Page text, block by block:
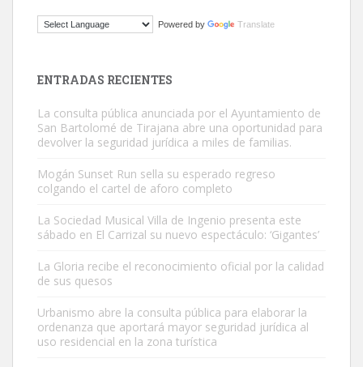
El ayuntamiento se va a llevar a Los Gatos callejeros de la zona los
Gato manso encontrado
Este gato macho ha aparecido en la calle hace menos de un mes,
es muy manso y extremadamente cari...
Powered by Translate
ENTRADAS RECIENTES
La consulta pública anunciada por el Ayuntamiento de
San Bartolomé de Tirajana abre una oportunidad para
devolver la seguridad jurídica a miles de familias.
Mogán Sunset Run sella su esperado regreso
colgando el cartel de aforo completo
La Sociedad Musical Villa de Ingenio presenta este
sábado en El Carrizal su nuevo espectáculo: ‘Gigantes’
La Gloria recibe el reconocimiento oficial por la calidad
de sus quesos
Urbanismo abre la consulta pública para elaborar la
ordenanza que aportará mayor seguridad jurídica al
uso residencial en la zona turística